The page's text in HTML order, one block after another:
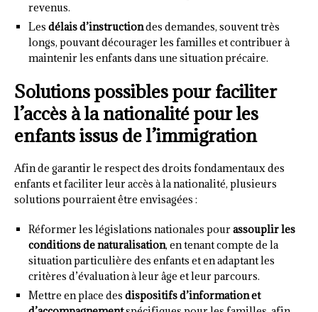
revenus.
Les délais d’instructiondes demandes, souvent très
longs, pouvant décourager les familles et contribuer à
maintenir les enfants dans une situation précaire.
Solutions possibles pour faciliter
l’accès à la nationalité pour les
enfants issus de l’immigration
Afin de garantir le respect des droits fondamentaux des
enfants et faciliter leur accès à la nationalité, plusieurs
solutions pourraient être envisagées :
Réformer les législations nationales pourassouplir les
conditions de naturalisation, en tenant compte de la
situation particulière des enfants et en adaptant les
critères d’évaluation à leur âge et leur parcours.
Mettre en place des dispositifs d’information et